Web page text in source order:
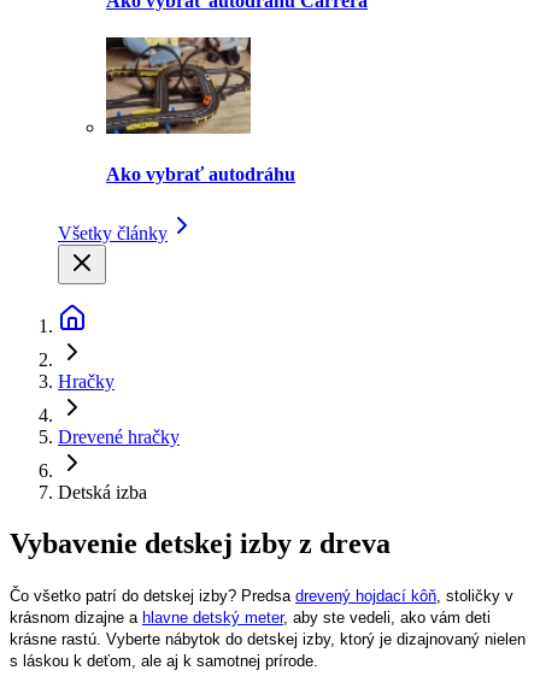
Ako vybrať autodráhu
Všetky články
Hračky
Drevené hračky
Detská izba
Vybavenie detskej izby z dreva
Čo všetko patrí do detskej izby? Predsa drevený hojdací kôň, stoličky v
krásnom dizajne a hlavne detský meter, aby ste vedeli, ako vám deti
krásne rastú. Vyberte nábytok do detskej izby, ktorý je dizajnovaný nielen
s láskou k deťom, ale aj k samotnej prírode.